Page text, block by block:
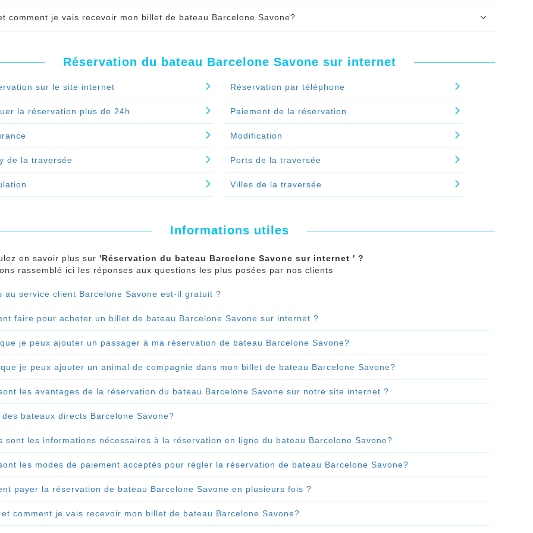
Si c’est le cas vous pouvez payer juste un acompte lors de la réservation.
comment je vais recevoir mon billet de bateau Barcelone Savone?
Réservation du bateau Barcelone Savone sur internet
sur le site internet Réservation par téléphone
la réservation plus de 24h Paiement de la réservation
Modification
de la traversée Ports de la traversée
Villes de la traversée
Informations utiles
en savoir plus sur'Réservation du bateau Barcelone Savone sur internet ' ?
rassemblé ici les réponses aux questions les plus posées par nos clients
au service client Barcelone Savone est-il gratuit ?
faire pour acheter un billet de bateau Barcelone Savone sur internet ?
je peux ajouter un passager à ma réservation de bateau Barcelone Savone?
je peux ajouter un animal de compagnie dans mon billet de bateau Barcelone Savone?
les avantages de la réservation du bateau Barcelone Savone sur notre site internet ?
bateaux directs Barcelone Savone?
sont les informations nécessaires à la réservation en ligne du bateau Barcelone Savone?
les modes de paiement acceptés pour régler la réservation de bateau Barcelone Savone?
payer la réservation de bateau Barcelone Savone en plusieurs fois ?
et comment je vais recevoir mon billet de bateau Barcelone Savone?